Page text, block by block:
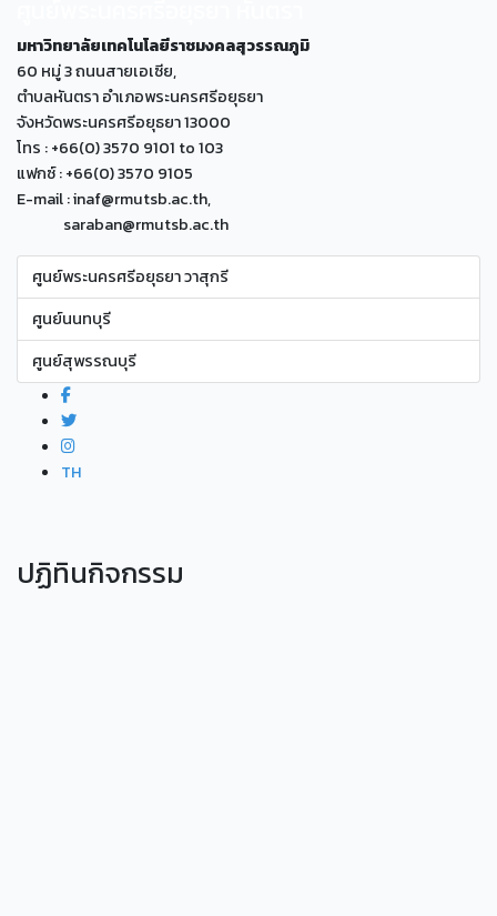
มหาวิทยาลัยเทคโนโลยีราชมงคลสุวรรณภูมิ
60 หมู่ 3 ถนนสายเอเซีย,
ตำบลหันตรา อำเภอพระนครศรีอยุธยา
จังหวัดพระนครศรีอยุธยา 13000
โทร : +66(0) 3570 9101 to 103
แฟกซ์ : +66(0) 3570 9105
E-mail : inaf@rmutsb.ac.th,
saraban@rmutsb.ac.th
ศูนย์พระนครศรีอยุธยา วาสุกรี
ศูนย์นนทบุรี
ศูนย์สุพรรณบุรี
TH
ปฏิทินกิจกรรม